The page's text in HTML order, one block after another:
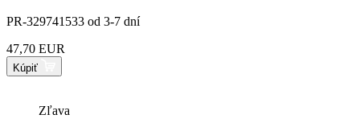
PR-329741533 od 3-7 dní
47,70 EUR
Kúpiť
Zľava